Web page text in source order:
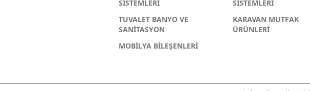
SİSTEMLERİ
SİSTEMLERİ
TUVALET BANYO VE
SANİTASYON
KARAVAN MUTFAK
ÜRÜNLERİ
MOBİLYA BİLEŞENLERİ